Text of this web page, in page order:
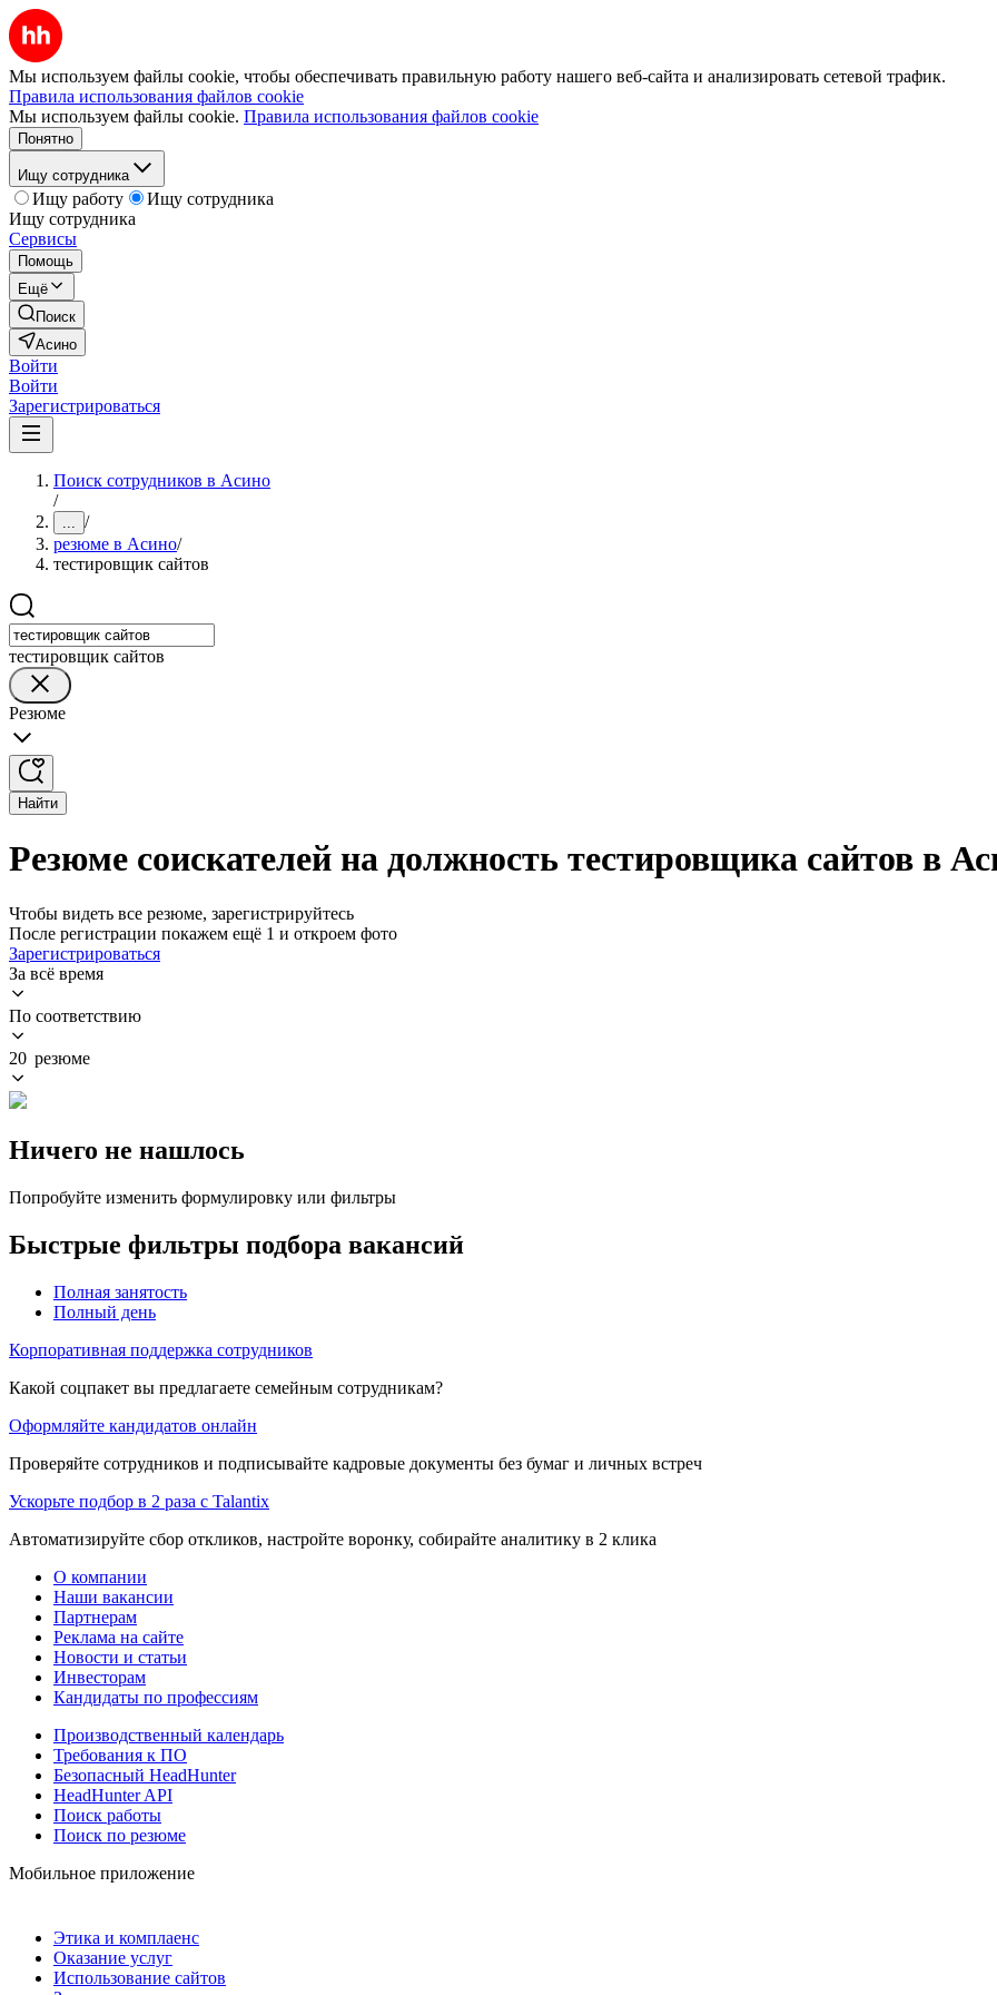
Мы используем файлы cookie, чтобы обеспечивать правильную работу нашего веб-сайта и анализировать сетевой трафик.
Правила использования файлов cookie
Мы используем файлы cookie. Правила использования файлов cookie
Понятно
Ищу сотрудника
Ищу работу
Ищу сотрудника
Ищу сотрудника
Сервисы
Помощь
Ещё
Поиск
Асино
Войти
Войти
Зарегистрироваться
Поиск сотрудников в Асино
/
... /
резюме в Асино/
тестировщик сайтов
тестировщик сайтов
Резюме
Найти
Резюме соискателей на должность тестировщика сайтов в
Чтобы видеть все резюме, зарегистрируйтесь
После регистрации покажем ещё 1 и откроем фото
Зарегистрироваться
За всё время
По соответствию
20 резюме
Ничего не нашлось
Попробуйте изменить формулировку или фильтры
Быстрые фильтры подбора вакансий
Полная занятость
Полный день
Корпоративная поддержка сотрудников
Какой соцпакет вы предлагаете семейным сотрудникам?
Оформляйте кандидатов онлайн
Проверяйте сотрудников и подписывайте кадровые документы без бумаг и личных встреч
Ускорьте подбор в 2 раза с Talantix
Автоматизируйте сбор откликов, настройте воронку, собирайте аналитику в 2 клика
О компании
Наши вакансии
Партнерам
Реклама на сайте
Новости и статьи
Инвесторам
Кандидаты по профессиям
Производственный календарь
Требования к ПО
Безопасный HeadHunter
HeadHunter API
Поиск работы
Поиск по резюме
Мобильное приложение
Этика и комплаенс
Оказание услуг
Использование сайтов